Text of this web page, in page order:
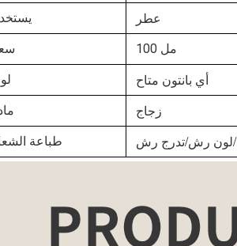
عطر
100 مل
أي بانتون متاح
زجاج
طباعة لون رش/تدرج رش